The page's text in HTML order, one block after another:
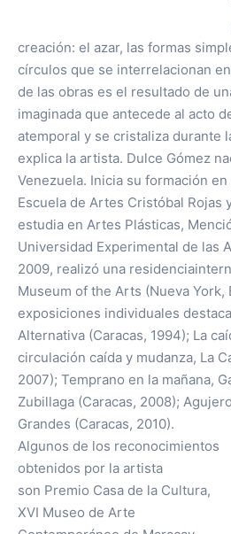
creación: el azar, las formas
círculos que se interrelacionan
de las obras es el resultado de
imaginada que antecede al acto
atemporal y se cristaliza durante
explica la artista. Dulce Gómez
Venezuela. Inicia su formación
Escuela de Artes Cristóbal Rojas
estudia en Artes Plásticas,
Universidad Experimental de las
2009, realizó una
Museum of the Arts (Nueva York,
exposiciones individuales
Alternativa (Caracas, 1994); La
circulación caída y mudanza, La
2007); Temprano en la mañana,
Zubillaga (Caracas, 2008);
Grandes (Caracas, 2010).
Algunos de los reconocimientos
obtenidos por la artista
son Premio Casa de la Cultura,
XVI Museo de Arte